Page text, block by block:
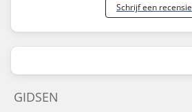
Schrijf een recensie
GIDSEN